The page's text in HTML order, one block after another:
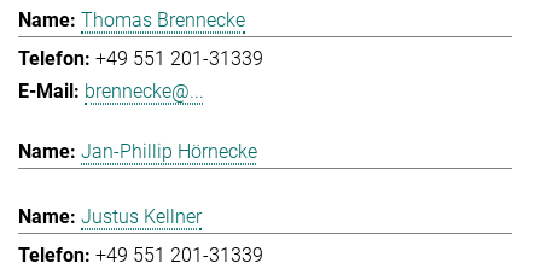
Thomas Brennecke
+49 551 201-31339
brennecke@...
Jan-Phillip Hörnecke
Justus Kellner
+49 551 201-31339